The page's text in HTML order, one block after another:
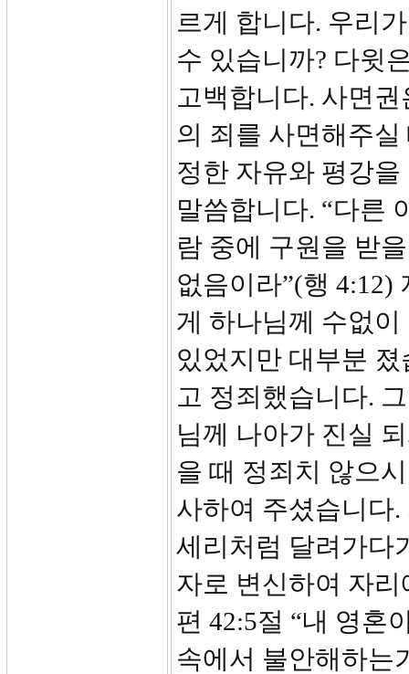
르게 합니다. 우리
수 있습니까? 다윗
고백합니다. 사면
의 죄를 사면해주
정한 자유와 평강
말씀합니다. “다른
람 중에 구원을 받
없음이라”(행 4:12)
게 하나님께 수없
있었지만 대부분
고 정죄했습니다.
님께 나아가 진실
을 때 정죄치 않으
사하여 주셨습니다
세리처럼 달려가다
자로 변신하여 자
편 42:5절 “내 영혼
속에서 불안해하는